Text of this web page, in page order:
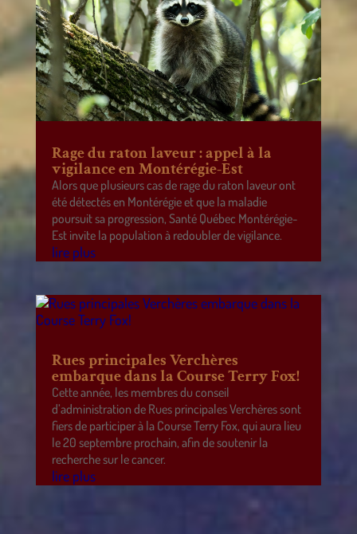
Rage du raton laveur : appel à la
vigilance en Montérégie-Est
Alors que plusieurs cas de rage du raton laveur ont
été détectés en Montérégie et que la maladie
poursuit sa progression, Santé Québec Montérégie-
Est invite la population à redoubler de vigilance.
lire plus
Rues principales Verchères
embarque dans la Course Terry Fox!
Cette année, les membres du conseil
d’administration de Rues principales Verchères sont
fiers de participer à la Course Terry Fox, qui aura lieu
le 20 septembre prochain, afin de soutenir la
recherche sur le cancer.
lire plus